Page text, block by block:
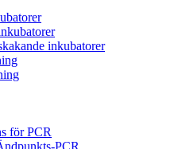
inkubatorer
för PCR
PCR